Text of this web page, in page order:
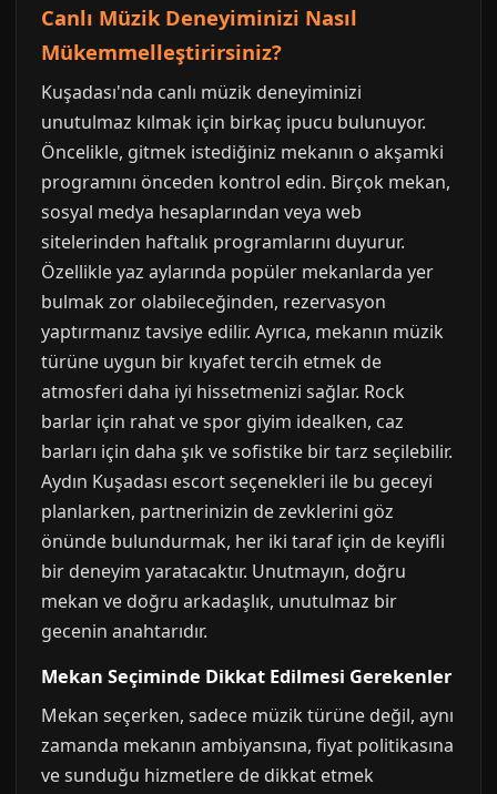
Canlı Müzik Deneyiminizi Nasıl
Mükemmelleştirirsiniz?
Kuşadası'nda canlı müzik deneyiminizi
unutulmaz kılmak için birkaç ipucu bulunuyor.
Öncelikle, gitmek istediğiniz mekanın o akşamki
programını önceden kontrol edin. Birçok mekan,
sosyal medya hesaplarından veya web
sitelerinden haftalık programlarını duyurur.
Özellikle yaz aylarında popüler mekanlarda yer
bulmak zor olabileceğinden, rezervasyon
yaptırmanız tavsiye edilir. Ayrıca, mekanın müzik
türüne uygun bir kıyafet tercih etmek de
atmosferi daha iyi hissetmenizi sağlar. Rock
barlar için rahat ve spor giyim idealken, caz
barları için daha şık ve sofistike bir tarz seçilebilir.
Aydın Kuşadası escort seçenekleri ile bu geceyi
planlarken, partnerinizin de zevklerini göz
önünde bulundurmak, her iki taraf için de keyifli
bir deneyim yaratacaktır. Unutmayın, doğru
mekan ve doğru arkadaşlık, unutulmaz bir
gecenin anahtarıdır.
Mekan Seçiminde Dikkat Edilmesi Gerekenler
Mekan seçerken, sadece müzik türüne değil, aynı
zamanda mekanın ambiyansına, fiyat politikasına
ve sunduğu hizmetlere de dikkat etmek